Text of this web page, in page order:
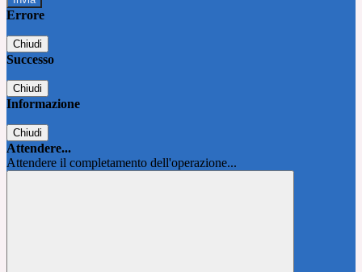
Errore
Chiudi
Successo
Chiudi
Informazione
Chiudi
Attendere...
Attendere il completamento dell'operazione...